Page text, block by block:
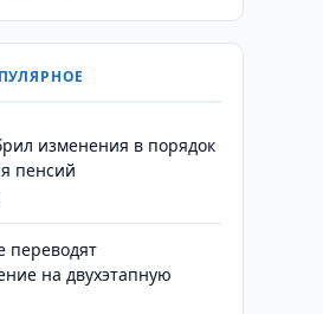
изменения в порядок
пенсий
переводят
на двухэтапную